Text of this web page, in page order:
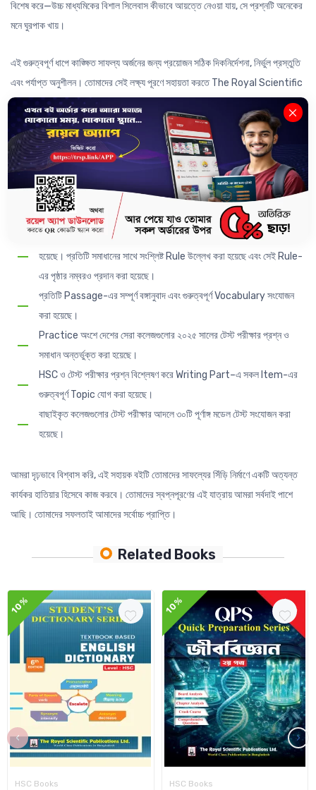
বিশেষ করে—উচ্চ মাধ্যমিকের বিশাল সিলেবাস কীভাবে আয়ত্তে নেওয়া যায়, সে প্রশ্নটি অনেকের
মনে ঘুরপাক খায়।
এই গুরুত্বপূর্ণ ধাপে কাঙ্ক্ষিত সাফল্য অর্জনের জন্য প্রয়োজন সঠিক দিকনির্দেশনা, নির্ভুল প্রস্তুতি
এবং পর্যাপ্ত অনুশীলন। তোমাদের সেই লক্ষ্য পূরণে সহায়তা করতে The Royal Scientific
Publications Ltd. প্রকাশ করেছে English Paper-II সহায়ক বইটি।
বইটির বৈশিষ্ট্যসমূহ—
২০২৭ সালের HSC পরীক্ষার সিলেবাস অনুযায়ী বইটি সাজানো হয়েছে।
Grammar অংশের প্রতিটি Item এর আলোচনায় প্রথমেই পরীক্ষায় প্রয়োজনীয়
গুরুত্বপূর্ণ নিয়মসমূহ পর্যাপ্ত উদাহরণসহ ব্যাখ্যা করা হয়েছে।
২০১৬ থেকে ২০২৫ সাল পর্যন্ত সকল বোর্ডের প্রশ্ন Item অনুযায়ী সংযোজন করা
হয়েছে। প্রতিটি সমাধানের সাথে সংশ্লিষ্ট Rule উল্লেখ করা হয়েছে এবং সেই Rule-
এর পৃষ্ঠার নম্বরও প্রদান করা হয়েছে।
প্রতিটি Passage-এর সম্পূর্ণ বঙ্গানুবাদ এবং গুরুত্বপূর্ণ Vocabulary সংযোজন
করা হয়েছে।
Practice অংশে দেশের সেরা কলেজগুলোর ২০২৫ সালের টেস্ট পরীক্ষার প্রশ্ন ও
সমাধান অন্তর্ভুক্ত করা হয়েছে।
HSC ও টেস্ট পরীক্ষার প্রশ্ন বিশ্লেষণ করে Writing Part–এ সকল Item-এর
গুরুত্বপূর্ণ Topic যোগ করা হয়েছে।
বাছাইকৃত কলেজগুলোর টেস্ট পরীক্ষার আদলে ৩০টি পূর্ণাঙ্গ মডেল টেস্ট সংযোজন করা
হয়েছে।
আমরা দৃঢ়ভাবে বিশ্বাস করি, এই সহায়ক বইটি তোমাদের সাফল্যের সিঁড়ি নির্মাণে একটি অত্যন্ত
কার্যকর হাতিয়ার হিসেবে কাজ করবে। তোমাদের স্বপ্নপূরণের এই যাত্রায় আমরা সর্বদাই পাশে
আছি। তোমাদের সফলতাই আমাদের সর্বোচ্চ প্রাপ্তি।
Related Books
10%
HSC Books
10%
HSC Books
‹ ›